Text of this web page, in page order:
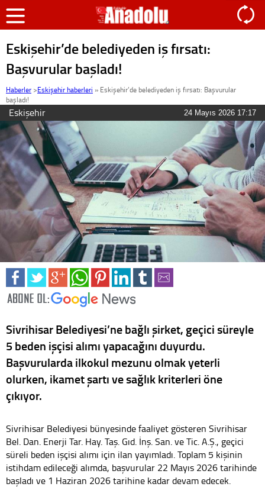
Eskişehir’de belediyeden iş fırsatı:
Başvurular başladı!
Haberler >Eskişehir haberleri » Eskişehir’de belediyeden iş fırsatı: Başvurular
başladı!
Eskişehir 24 Mayıs 2026 17:17
Sivrihisar Belediyesi’ne bağlı şirket, geçici süreyle
5 beden işçisi alımı yapacağını duyurdu.
Başvurularda ilkokul mezunu olmak yeterli
olurken, ikamet şartı ve sağlık kriterleri öne
çıkıyor.
Sivrihisar Belediyesi bünyesinde faaliyet gösteren Sivrihisar
Bel. Dan. Enerji Tar. Hay. Taş. Gıd. İnş. San. ve Tic. A.Ş., geçici
süreli beden işçisi alımı için ilan yayımladı. Toplam 5 kişinin
istihdam edileceği alımda, başvurular 22 Mayıs 2026 tarihinde
başladı ve 1 Haziran 2026 tarihine kadar devam edecek.